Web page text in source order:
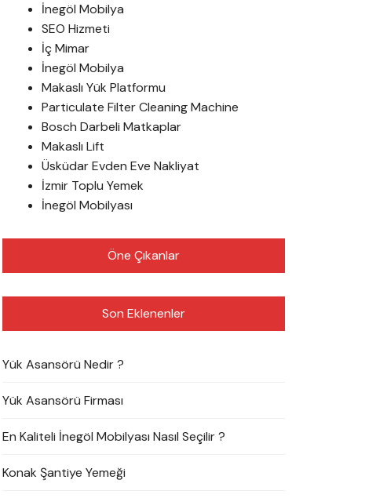
İnegöl Mobilya
SEO Hizmeti
İç Mimar
İnegöl Mobilya
Makaslı Yük Platformu
Particulate Filter Cleaning Machine
Bosch Darbeli Matkaplar
Makaslı Lift
Üsküdar Evden Eve Nakliyat
İzmir Toplu Yemek
İnegöl Mobilyası
Öne Çıkanlar
Son Eklenenler
Yük Asansörü Nedir ?
Yük Asansörü Firması
En Kaliteli İnegöl Mobilyası Nasıl Seçilir ?
Konak Şantiye Yemeği